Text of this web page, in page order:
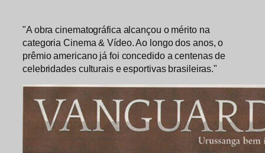
"A obra cinematográfica alcançou o mérito na
categoria Cinema & Vídeo. Ao longo dos anos, o
prêmio americano já foi concedido a centenas de
celebridades culturais e esportivas brasileiras."